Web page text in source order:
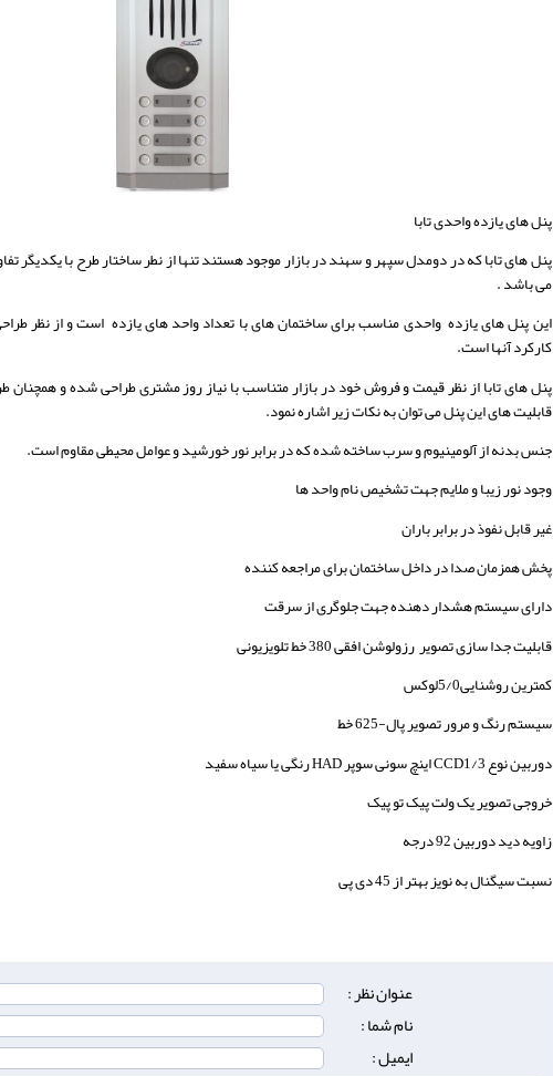
پنل های یازده واحدی تابا
پنل های تابا که در دومدل سپهر و سهند در بازار موجود هستند تنها از نطر ساختار طرح با یکدیگر
می باشد .
این پنل های یازده واحدی مناسب برای ساختمان های با تعداد واحد های یازده است و از نظر
کارکرد آنها است.
پنل های تابا از نظر قیمت و فروش خود در بازار متناسب با نیاز روز مشتری طراحی شده و همچنان
قابلیت های این پنل می توان به نکات زیر اشاره نمود.
جنس بدنه از آلومینیوم و سرب ساخته شده که در برابر نور خورشید و عوامل محیطی مقاوم است.
وجود نور زیبا و ملایم جهت تشخیص نام واحد ها
غیر قابل نفوذ در برابر باران
پخش همزمان صدا در داخل ساختمان برای مراجعه کننده
دارای سیستم هشدار دهنده جهت جلوگری از سرقت
قابلیت جدا سازی تصویر رزولوشن افقی 380 خط تلویزیونی
کمترین روشنایی5/0لوکس
سیستم رنگ و مرور تصویر پال-625 خط
دوربین نوع CCD1/3 اینچ سونی سوپر HAD رنگی یا سیاه سفید
خروجی تصویر یک ولت پیک تو پیک
زاویه دید دوربین 92 درجه
نسبت سیگنال به نویز بهتر از 45 دی پی
عنوان نظر :
نام شما :
ایمیل :